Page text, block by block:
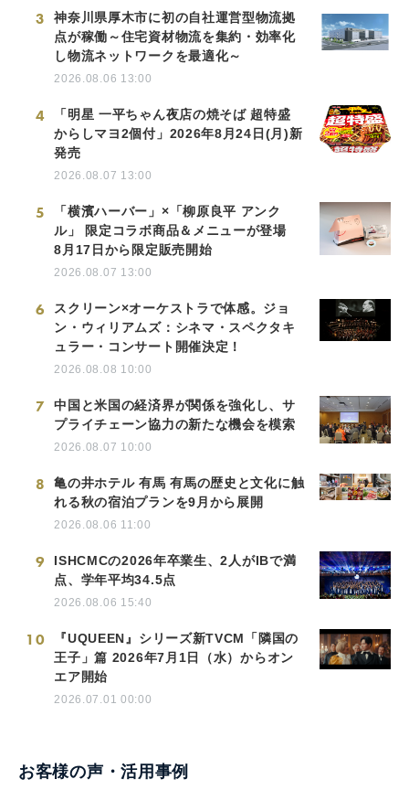
3
神奈川県厚木市に初の自社運営型物流拠
点が稼働～住宅資材物流を集約・効率化
し物流ネットワークを最適化～
2026.08.06 13:00
4
「明星 一平ちゃん夜店の焼そば 超特盛
からしマヨ2個付」2026年8月24日(月)新
発売
2026.08.07 13:00
5
「横濱ハーバー」×「柳原良平 アンク
ル」 限定コラボ商品＆メニューが登場
8月17日から限定販売開始
2026.08.07 13:00
6
スクリーン×オーケストラで体感。ジョ
ン・ウィリアムズ：シネマ・スペクタキ
ュラー・コンサート開催決定！
2026.08.08 10:00
7
中国と米国の経済界が関係を強化し、サ
プライチェーン協力の新たな機会を模索
2026.08.07 10:00
8
亀の井ホテル 有馬 有馬の歴史と文化に触
れる秋の宿泊プランを9月から展開
2026.08.06 11:00
9
ISHCMCの2026年卒業生、2人がIBで満
点、学年平均34.5点
2026.08.06 15:40
10
『UQUEEN』シリーズ新TVCM「隣国の
王子」篇 2026年7月1日（水）からオン
エア開始
2026.07.01 00:00
お客様の声・活用事例